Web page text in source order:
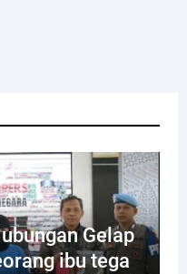
Gelap
ibu tega